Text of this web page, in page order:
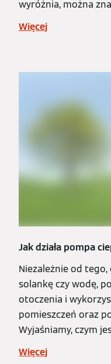
wyróżnia, można
Więcej
Jak działa pompa
Niezależnie od
solankę czy wodę,
otoczenia i
pomieszczeń oraz
Wyjaśniamy, czym
Więcej